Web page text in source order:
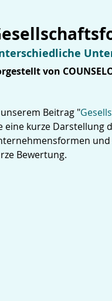
von
Beitrag "
eine kurze Darstellung
und
Bewertung.